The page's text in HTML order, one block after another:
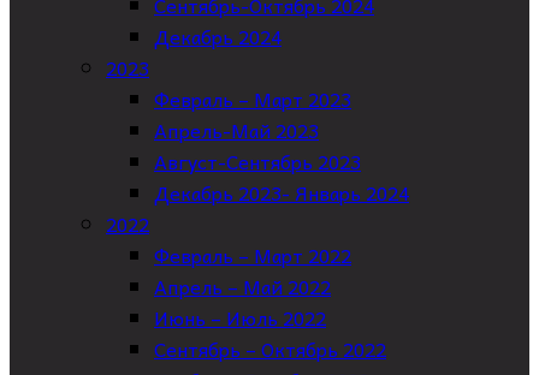
Декабрь 2024
2023
Февраль – Март 2023
Апрель-Май 2023
Август-Сентябрь 2023
Декабрь 2023- Январь 2024
2022
Февраль – Март 2022
Апрель – Май 2022
Июнь – Июль 2022
Сентябрь – Октябрь 2022